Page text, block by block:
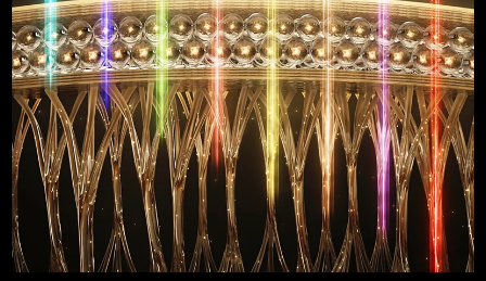
Litauen Erwartete Lieferung8/8/26
Luxemburg Erwartete Lieferung8/8/26
Sonderverwaltungsregion
Macau
Erwartete Lieferung8/10/26
Malaysia Erwartete Lieferung8/11/26
Malta Erwartete Lieferung8/8/26